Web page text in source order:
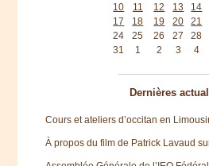
10
11 12 13 14
17
18 19 20 21
24
25 26 27 28
31
1 2 3 4
Dernières
Cours et ateliers d’occitan en
À propos du film de Patrick Lavaud